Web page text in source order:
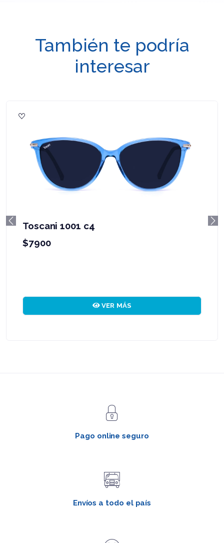
También te podría
interesar
Toscani 1001 c4
$7900
VER MÁS
Previous
Pago online seguro
Envíos a todo el país